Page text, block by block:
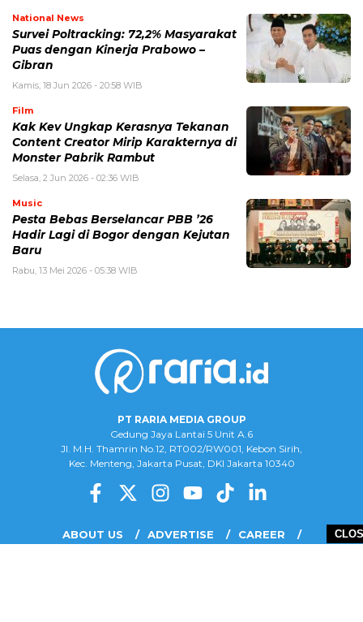
National News
Survei Poltracking: 72,2% Masyarakat
Puas dengan Kinerja Prabowo –
Gibran
Kamis, 18 Jun 2026 - 20:58 WIB
Film
Kak Kev Ungkap Kerasnya Tekanan
Content Creator Mirip Karakternya di
Monster Pabrik Rambut
Selasa, 2 Jun 2026 - 02:36 WIB
Music
Pesta Bebas Berselancar PBB ’26
Hadir Lagi di Bogor dengan Kejutan
Baru
Rabu, 13 Mei 2026 - 05:38 WIB
PT RARIA MEDIA GROUP
Gedung Jaya Lantai 5 Unit A.6
Jl. M.H. Thamrin No.12, RT002/RW001, Kebon Sirih,
Kec. Menteng, Jakarta Pusat, DKI Jakarta 10340
ABOUT US ADVERTISE
CAREER